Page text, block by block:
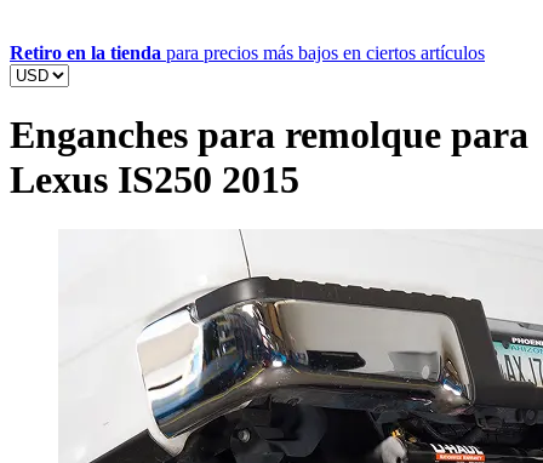
Retiro en la tienda para precios más bajos en ciertos artículos
Enganches para remolque para
Lexus IS250 2015